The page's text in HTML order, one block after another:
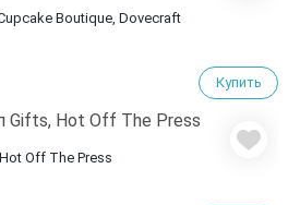
Boutique, Dovecraft
Купить
Off The Press